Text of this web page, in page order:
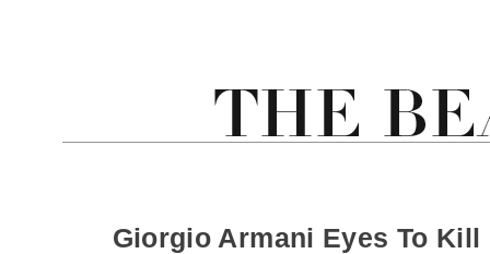
Giorgio Armani Eyes To